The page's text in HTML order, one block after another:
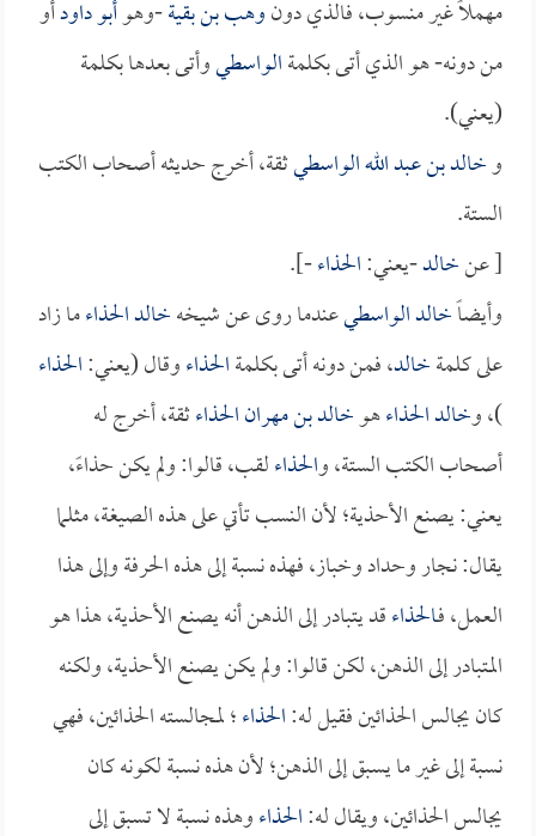
مهملاً غير منسوب، فالذي دونوهب بن بقية-وهوأبو داودأو
من دونه- هو الذي أتى بكلمةالواسطيوأتى بعدها بكلمة
(يعني).
وخالد بن عبد الله الواسطيثقة، أخرج حديثه أصحاب الكتب
الستة.
[ عنخالد-يعني:الحذاء-].
وأيضاًخالد الواسطيعندما روى عن شيخهخالد الحذاءما زاد
على كلمةخالد، فمن دونه أتى بكلمةالحذاءوقال (يعني:الحذاء
)، وخالد الحذاءهوخالد بن مهران الحذاءثقة، أخرج له
أصحاب الكتب الستة، والحذاءلقب، قالوا: ولم يكن حذاءً،
يعني: يصنع الأحذية؛ لأن النسب تأتي على هذه الصيغة، مثلما
يقال: نجار وحداد وخباز، فهذه نسبة إلى هذه الحرفة وإلى هذا
العمل، فـالحذاءقد يتبادر إلى الذهن أنه يصنع الأحذية، هذا هو
المتبادر إلى الذهن، لكن قالوا: ولم يكن يصنع الأحذية، ولكنه
كان يجالس الحذائين فقيل له:الحذاء؛ لمجالسته الحذائين، فهي
نسبة إلى غير ما يسبق إلى الذهن؛ لأن هذه نسبة لكونه كان
يجالس الحذائين، ويقال له:الحذاءوهذه نسبة لا تسبق إلى